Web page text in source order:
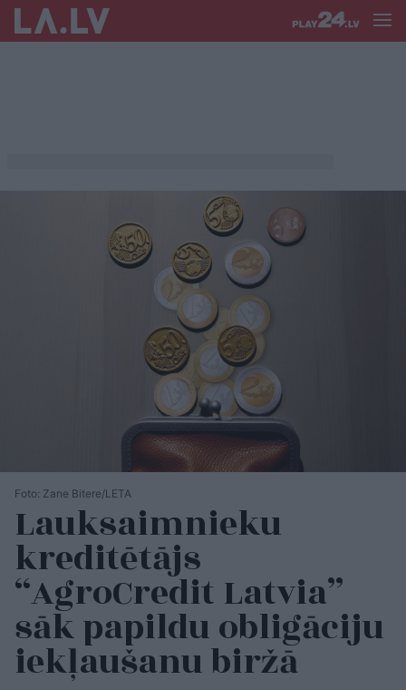
Foto: Zane Bitere/LETA
Lauksaimnieku
kreditētājs
“AgroCredit Latvia”
sāk papildu obligāciju
iekļaušanu biržā